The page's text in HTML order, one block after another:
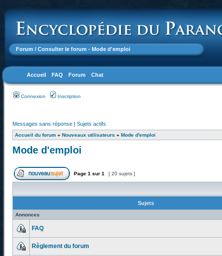
Forum / Consulter le forum - Mode d'emploi
Accueil FAQ Forum Chat
Connexion Inscription
Messages sans réponse | Sujets actifs
Accueil du forum » Nouveaux utilisateurs » Mode d'emploi
Mode d'emploi
Page 1 sur 1 [ 20 sujets ]
Sujets
Annonces
FAQ
Règlement du forum